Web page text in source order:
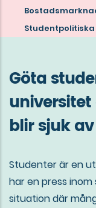
about
Göta
studentkår
Göta
blir sjuk
Studenter är en
har en press
situation där